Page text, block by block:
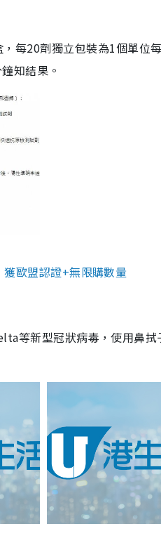
每20劑獨立包裝為1個單位
知結果。
歐盟認證+無限購數量
等新型冠狀病毒，使用鼻拭